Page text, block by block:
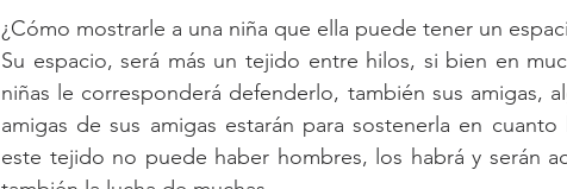
¿Cómo mostrarle a una niña que ella puede tener un
Su espacio, será más un tejido entre hilos, si bien en
niñas le corresponderá defenderlo, también sus amigas,
amigas de sus amigas estarán para sostenerla en
este tejido no puede haber hombres, los habrá y serán